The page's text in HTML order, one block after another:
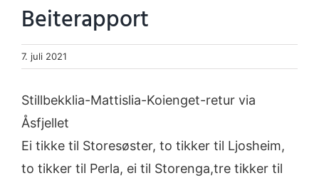
Beiterapport
7. juli 2021
Stillbekklia-Mattislia-Koienget-retur via
Åsfjellet
Ei tikke til Storesøster, to tikker til Ljosheim,
to tikker til Perla, ei til Storenga,tre tikker til